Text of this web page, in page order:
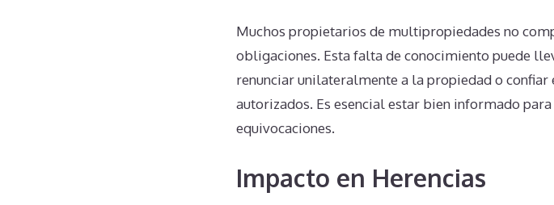
Muchos propietarios de multipropiedades no
obligaciones. Esta falta de conocimiento puede
renunciar unilateralmente a la propiedad o
autorizados. Es esencial estar bien informado
equivocaciones.
Impacto en Herencias